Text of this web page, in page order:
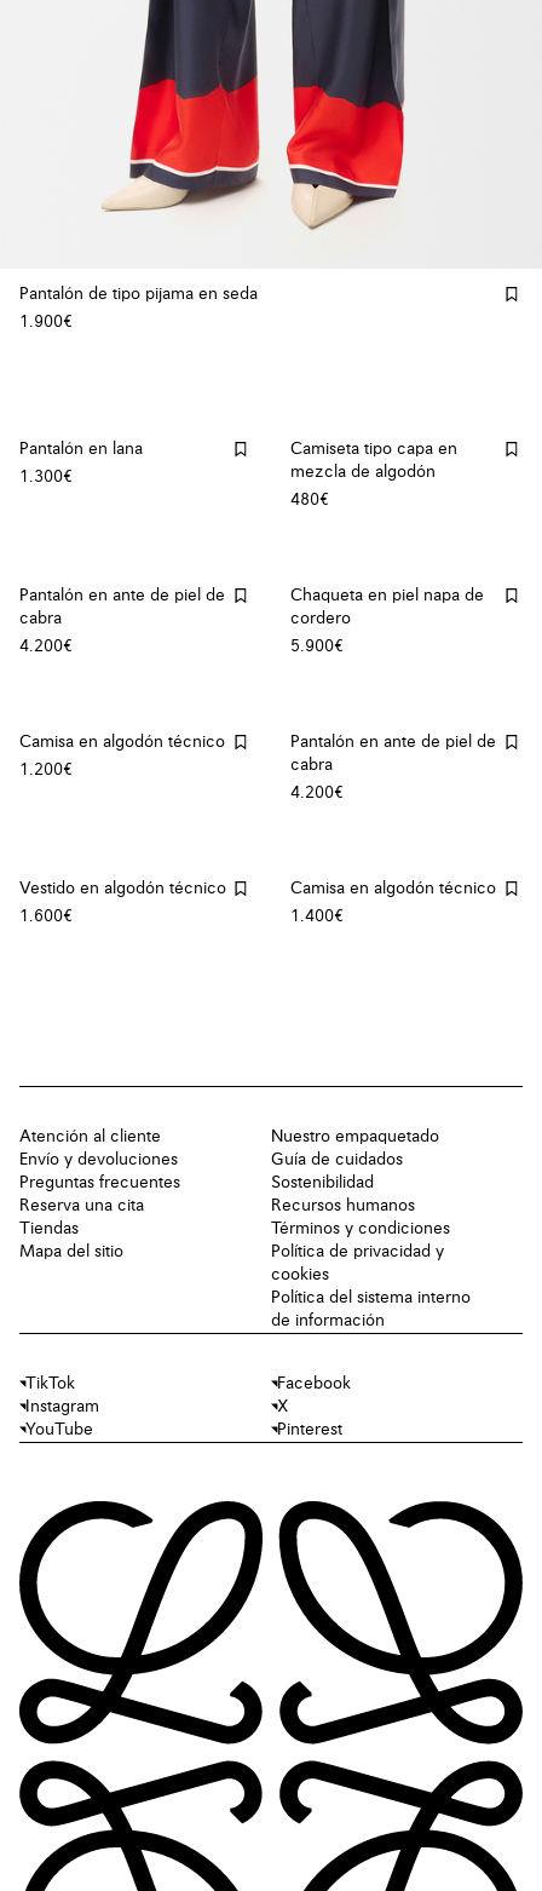
Pantalón de tipo pijama en seda
1.900€
Pantalón en lana
1.300€
Camiseta tipo capa en
mezcla de algodón
480€
Pantalón en ante de piel de
cabra
4.200€
Chaqueta en piel napa de
cordero
5.900€
Camisa en algodón técnico
1.200€
Pantalón en ante de piel de
cabra
4.200€
Vestido en algodón técnico
1.600€
Camisa en algodón técnico
1.400€
Atención al cliente
Envío y devoluciones
Preguntas frecuentes
Reserva una cita
Tiendas
Mapa del sitio
Nuestro empaquetado
Guía de cuidados
Sostenibilidad
Recursos humanos
Términos y condiciones
Política de privacidad y
cookies
Política del sistema interno
de información
TikTok
Facebook
Instagram
X
YouTube
Pinterest